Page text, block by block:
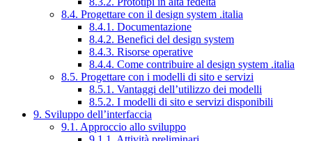
8.4. Progettare con il design system .italia
8.4.1. Documentazione
8.4.2. Benefici del design system
8.4.3. Risorse operative
8.4.4. Come contribuire al design system .italia
8.5. Progettare con i modelli di sito e servizi
8.5.1. Vantaggi dell’utilizzo dei modelli
8.5.2. I modelli di sito e servizi disponibili
9. Sviluppo dell’interfaccia
9.1. Approccio allo sviluppo